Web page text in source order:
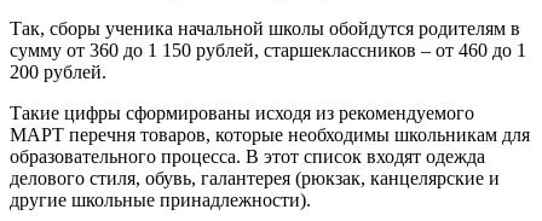
Так, сборы ученика начальной школы обойдутся родителям в
сумму от 360 до 1 150 рублей, старшеклассников – от 460 до 1
200 рублей.
Такие цифры сформированы исходя из рекомендуемого
МАРТ перечня товаров, которые необходимы школьникам для
образовательного процесса. В этот список входят одежда
делового стиля, обувь, галантерея (рюкзак, канцелярские и
другие школьные принадлежности).